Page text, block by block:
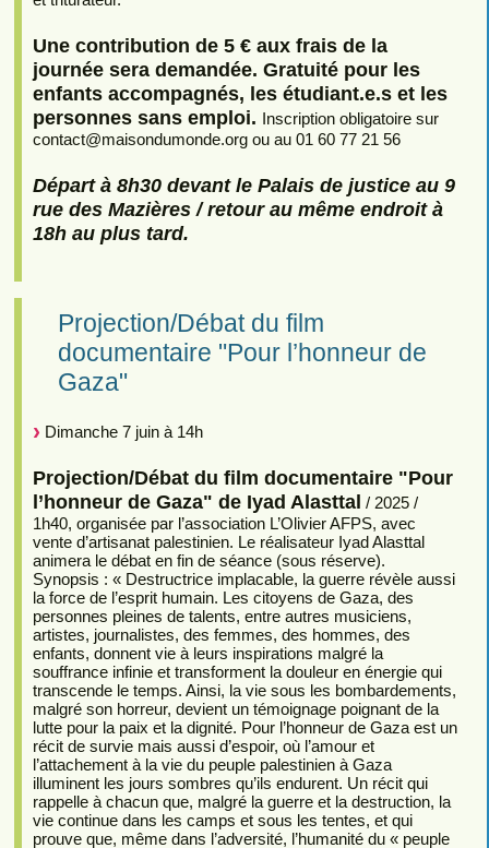
Une contribution de 5 € aux frais de la
journée sera demandée. Gratuité pour les
enfants accompagnés, les étudiant.e.s et les
personnes sans emploi. Inscription obligatoire sur
contact@maisondumonde.org ou au 01 60 77 21 56
Départ à 8h30 devant le Palais de justice au 9
rue des Mazières / retour au même endroit à
18h au plus tard.
Projection/Débat du film
documentaire "Pour l’honneur de
Gaza"
Dimanche 7 juin à 14h
Projection/Débat du film documentaire "Pour
l’honneur de Gaza" de Iyad Alasttal / 2025 /
1h40, organisée par l’association L’Olivier AFPS, avec
vente d’artisanat palestinien. Le réalisateur Iyad Alasttal
animera le débat en fin de séance (sous réserve).
Synopsis : « Destructrice implacable, la guerre révèle aussi
la force de l’esprit humain. Les citoyens de Gaza, des
personnes pleines de talents, entre autres musiciens,
artistes, journalistes, des femmes, des hommes, des
enfants, donnent vie à leurs inspirations malgré la
souffrance infinie et transforment la douleur en énergie qui
transcende le temps. Ainsi, la vie sous les bombardements,
malgré son horreur, devient un témoignage poignant de la
lutte pour la paix et la dignité. Pour l’honneur de Gaza est un
récit de survie mais aussi d’espoir, où l’amour et
l’attachement à la vie du peuple palestinien à Gaza
illuminent les jours sombres qu’ils endurent. Un récit qui
rappelle à chacun que, malgré la guerre et la destruction, la
vie continue dans les camps et sous les tentes, et qui
prouve que, même dans l’adversité, l’humanité du « peuple